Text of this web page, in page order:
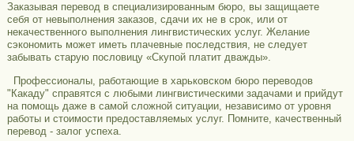
Заказывая перевод в специализированным бюро, вы защищаете
себя от невыполнения заказов, сдачи их не в срок, или от
некачественного выполнения лингвистических услуг. Желание
сэкономить может иметь плачевные последствия, не следует
забывать старую пословицу «Скупой платит дважды».
Профессионалы, работающие в харьковском бюро переводов
"Какаду" справятся с любыми лингвистическими задачами и прийдут
на помощь даже в самой сложной ситуации, независимо от уровня
работы и стоимости предоставляемых услуг. Помните, качественный
перевод - залог успеха.